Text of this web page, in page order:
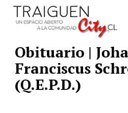
Obituario |
Franciscus
(Q.E.P.D.)